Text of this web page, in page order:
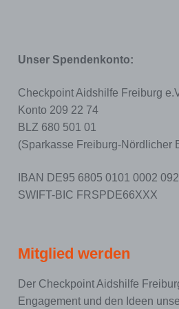
Unser Spendenkonto:
Checkpoint Aidshilfe Freiburg
Konto 209 22 74
BLZ 680 501 01
(Sparkasse Freiburg-Nördlicher
IBAN DE95 6805 0101 0002
SWIFT-BIC FRSPDE66XXX
Mitglied werden
Der Checkpoint Aidshilfe
Engagement und den Ideen